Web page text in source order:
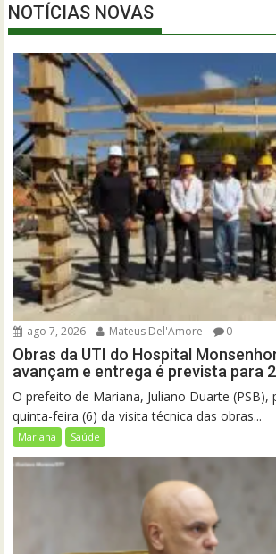
NOTÍCIAS NOVAS
ago 7, 2026 Mateus Del'Amore 0
Obras da UTI do Hospital
avançam e entrega é prevista para
O prefeito de Mariana, Juliano Duarte (PSB),
quinta-feira (6) da visita técnica das obras...
Mariana Saúde